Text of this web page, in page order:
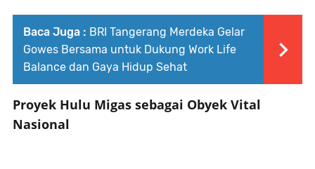
Baca Juga : BRI Tangerang Merdeka Gelar
Gowes Bersama untuk Dukung Work Life
Balance dan Gaya Hidup Sehat
Proyek Hulu Migas sebagai Obyek Vital
Nasional